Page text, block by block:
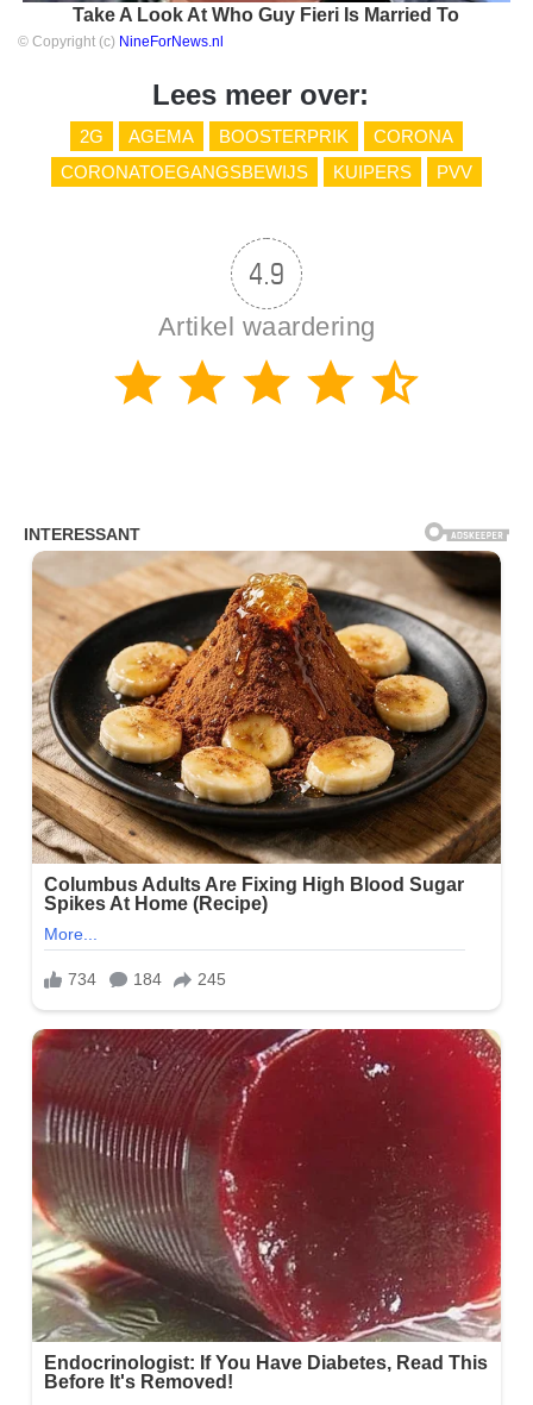
Take A Look At Who Guy Fieri Is Married To
© Copyright (c) NineForNews.nl
Lees meer over:
2G AGEMA BOOSTERPRIK
CORONA
CORONATOEGANGSBEWIJS
KUIPERS PVV
4.9
Artikel waardering